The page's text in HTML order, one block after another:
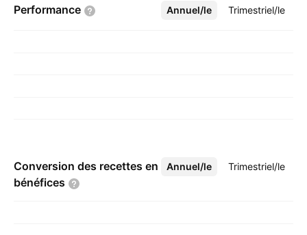
Performance Annuel/le Trimestriel/le
Plus
Conversion des recettes en
bénéfices
Annuel/le Trimestriel/le
Plus